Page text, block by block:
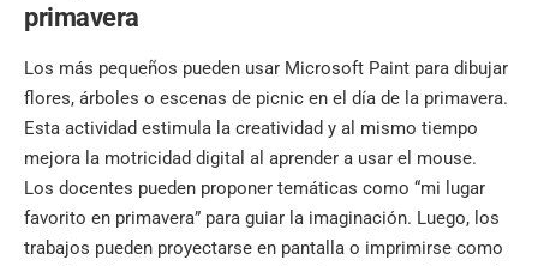
primavera
Los más pequeños pueden usar Microsoft Paint para dibujar
flores, árboles o escenas de picnic en el día de la primavera.
Esta actividad estimula la creatividad y al mismo tiempo
mejora la motricidad digital al aprender a usar el mouse.
Los docentes pueden proponer temáticas como “mi lugar
favorito en primavera” para guiar la imaginación. Luego, los
trabajos pueden proyectarse en pantalla o imprimirse como